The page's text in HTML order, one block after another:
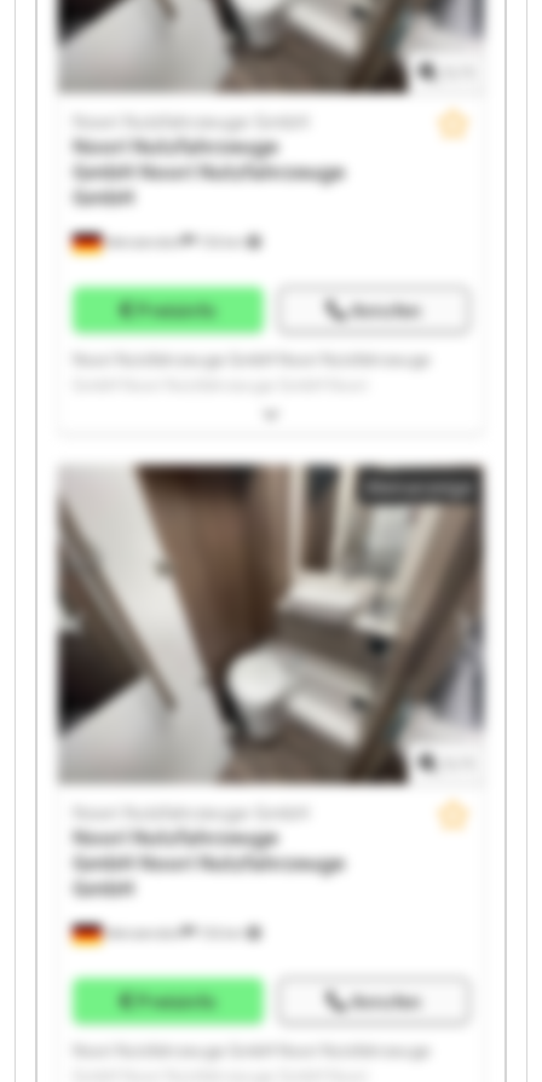
Wenzendorf
Noori Nutzfahrzeuge GmbH
Noori Nutzfahrzeuge
GmbHNoori Nutzfahrzeuge
GmbH
Preisinfo Anrufen
Noori Nutzfahrzeuge GmbH Noori Nutzfahrzeuge
Nutzfahrzeuge GmbH Noori Nutzfahrzeuge GmbH
GmbH Noori Nutzfahrzeuge GmbH Noori
Nutzfahrzeuge GmbH Noori Nutzfahrzeuge GmbH
Noori Nutzfahrzeuge GmbH Noori Nutzfahrzeuge
GmbH Noori Nutzfahrzeuge GmbH Noori
Nutzfahrzeuge GmbH Noori Nutzfahrzeuge GmbH
Noori Nutzfahrzeuge GmbH Noori Nutzfahrzeuge
GmbH Noori Nutzfahrzeuge GmbH Noori
Nutzfahrzeuge GmbH Noori Nutzfahrzeuge GmbH
Kleinanzeige
Wenzendorf
Noori Nutzfahrzeuge GmbH
Noori Nutzfahrzeuge
GmbHNoori Nutzfahrzeuge
GmbH
Preisinfo Anrufen
Noori Nutzfahrzeuge GmbH Noori Nutzfahrzeuge